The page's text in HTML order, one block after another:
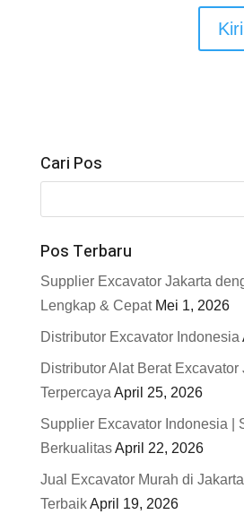
Cari Pos
Pos Terbaru
Supplier Excavator Jakarta
Lengkap & Cepat Mei 1, 2026
Distributor Excavator Indonesia
Distributor Alat Berat Excavator
Terpercaya April 25, 2026
Supplier Excavator Indonesia |
BerkualitasApril 22, 2026
Jual Excavator Murah di
TerbaikApril 19, 2026